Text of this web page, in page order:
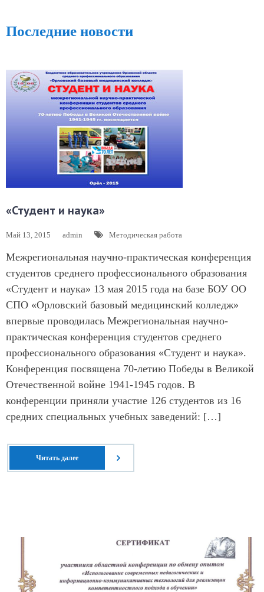
Последние новости
«Студент и наука»
Май 13, 2015 admin Методическая работа
Межрегиональная научно-практическая конференция
студентов среднего профессионального образования
«Студент и наука» 13 мая 2015 года на базе БОУ ОО
СПО «Орловский базовый медицинский колледж»
впервые проводилась Межрегиональная научно-
практическая конференция студентов среднего
профессионального образования «Студент и наука».
Конференция посвящена 70-летию Победы в Великой
Отечественной войне 1941-1945 годов. В
конференции приняли участие 126 студентов из 16
средних специальных учебных заведений: […]
Читать далее